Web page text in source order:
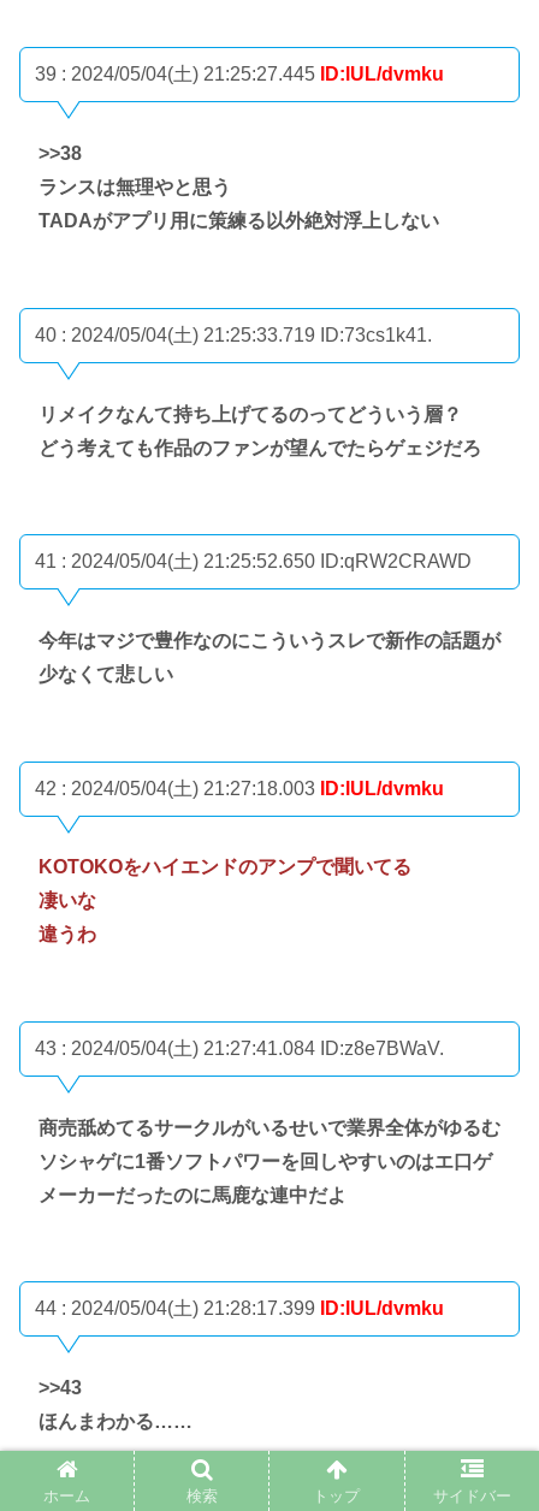
39 : 2024/05/04(土) 21:25:27.445 ID:lUL/dvmku
>>38
ランスは無理やと思う
TADAがアプリ用に策練る以外絶対浮上しない
40 : 2024/05/04(土) 21:25:33.719 ID:73cs1k41.
リメイクなんて持ち上げてるのってどういう層？
どう考えても作品のファンが望んでたらゲェジだろ
41 : 2024/05/04(土) 21:25:52.650 ID:qRW2CRAWD
今年はマジで豊作なのにこういうスレで新作の話題が
少なくて悲しい
42 : 2024/05/04(土) 21:27:18.003 ID:lUL/dvmku
KOTOKOをハイエンドのアンプで聞いてる
凄いな
違うわ
43 : 2024/05/04(土) 21:27:41.084 ID:z8e7BWaV.
商売舐めてるサークルがいるせいで業界全体がゆるむ
ソシャゲに1番ソフトパワーを回しやすいのはエ口ゲ
メーカーだったのに馬鹿な連中だよ
44 : 2024/05/04(土) 21:28:17.399 ID:lUL/dvmku
>>43
ほんまわかる……
ホーム 検索 トップ サイドバー